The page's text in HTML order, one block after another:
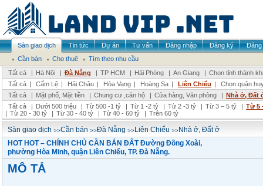
Sàn giao dịch Tin tức Dự án Tư vấn Đăng nhập Đăng ký
Đăng
Cần bán
Cho thuê
Tìm theo nhu cầu
Tất cả
| Hà Nội | Đà Nẵng | TP HCM | Hải Phòng | An Giang | Chọn tỉnh thành
Tất cả | Cẩm Lệ | Hải Châu | Hòa Vang | Hoàng Sa | Liên Chiểu |
Chọn quận
Tất cả
| Mặt phố, Mặt tiền | Chung cư ,căn hộ | Cửa hàng, Văn phòng | Nhà ở, Đất
Tất cả
| Dưới 500 triệu | Từ 500 -1 tỷ | Từ 1 -2 tỷ | Từ 2 -3 tỷ | Từ 3 – 5 tỷ | Từ 5
| Từ 20 - 30 tỷ | Từ 30 - 40 tỷ | Từ 40 - 60 tỷ | Trên 60 tỷ
Sàn giao dịch >>Cần bán >>Đà Nẵng >>Liên Chiểu >>Nhà ở, Đất ở
HOT HOT – CHÍNH CHỦ CẦN BÁN ĐẤT Đường Đồng Xoài,
phường Hòa Minh, quận Liên Chiểu, TP. Đà Nẵng.
MÔ TẢ